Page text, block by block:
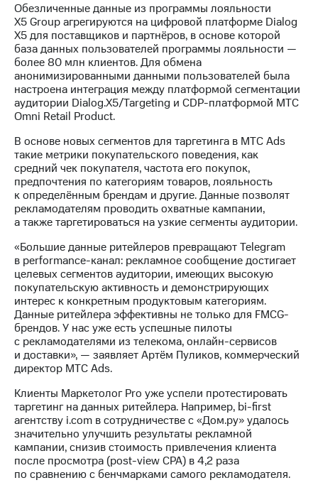
Контакты
Пригласить
спикера
и акционерам
Корпоративное
управление
секретарь
Раскрытие
информации
Информация
акционерам
Документы
ПАО
"МТС"
Собрания
акционеров
Личный
кабинет
акционера
Акционерный
капитал
Контроль
и
аудит
Рынок
акций
Описание
Программа
приобретения
Порядок
Обезличенные данные из программы лояльности
X5 Group агрегируются на цифровой платформе Dialog
X5 для поставщиков и партнёров, в основе которой
база данных пользователей программы лояльности —
более 80 млн клиентов. Для обмена
анонимизированными данными пользователей была
настроена интеграция между платформой сегментации
аудитории Dialog.X5/Targeting и CDP-платформой МТС
Omni Retail Product.
В основе новых сегментов для таргетинга в МТС Ads
такие метрики покупательского поведения, как
средний чек покупателя, частота его покупок,
предпочтения по категориям товаров, лояльность
к определённым брендам и другие. Данные позволят
рекламодателям проводить охватные кампании,
а также таргетироваться на узкие сегменты аудитории.
«Большие данные ритейлеров превращают Telegram
в performance-канал: рекламное сообщение достигает
целевых сегментов аудитории, имеющих высокую
покупательскую активность и демонстрирующих
интерес к конкретным продуктовым категориям.
Данные ритейлера эффективны не только для FMCG-
брендов. У нас уже есть успешные пилоты
с рекламодателями из телекома, онлайн-сервисов
и доставки», — заявляет Артём Пуликов, коммерческий
директор МТС Ads.
Клиенты Маркетолог Pro уже успели протестировать
таргетинг на данных ритейлера. Например, bi-first
агентству i.com в сотрудничестве с «Дом.ру» удалось
значительно улучшить результаты рекламной
кампании, снизив стоимость привлечения клиента
после просмотра (post-view CPA) в 4,2 раза
по сравнению с бенчмарками самого рекламодателя.